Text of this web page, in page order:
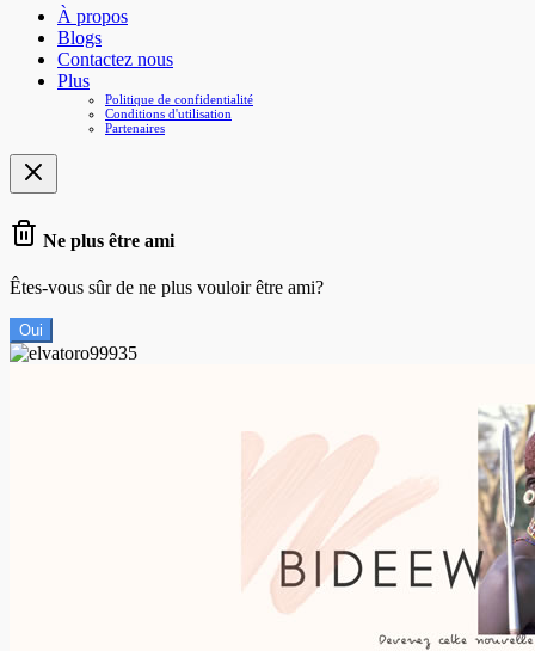
À propos
Blogs
Contactez nous
Plus
Politique de confidentialité
Conditions d'utilisation
Partenaires
Ne plus être ami
Êtes-vous sûr de ne plus vouloir être ami?
Oui